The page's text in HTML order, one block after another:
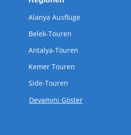
Alanya Ausflüge
Belek-Touren
Antalya-Touren
Kemer Touren
Side-Touren
Devamını Göster